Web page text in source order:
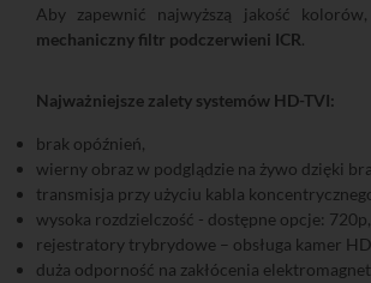
Aby zapewnić najwyższą jakość
mechaniczny filtr podczerwieni ICR.
Najważniejsze zalety systemów HD-TVI:
brak opóźnień,
wierny obraz w podglądzie na żywo dzięki
transmisja przy użyciu kabla
wysoka rozdzielczość - dostępne opcje:
rejestratory trybrydowe – obsługa kamer
duża odporność na zakłócenia